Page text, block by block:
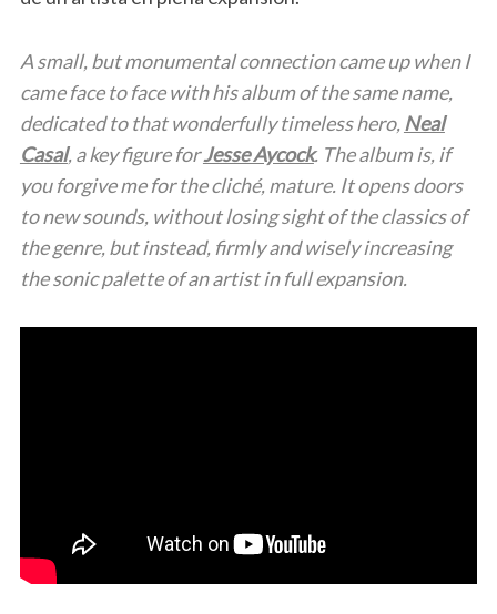
A small, but monumental connection came up when I
came face to face with his album of the same name,
dedicated to that wonderfully timeless hero, Neal
Casal, a key figure forJesse Aycock. The album is, if
you forgive me for the cliché, mature. It opens doors
to new sounds, without losing sight of the classics of
the genre, but instead, firmly and wisely increasing
the sonic palette of an artist in full expansion.